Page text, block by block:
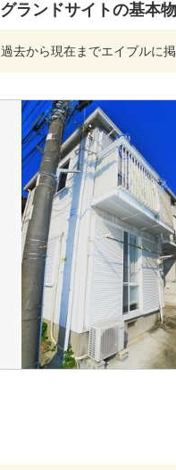
グランドサイトの基本
過去から現在までエイブルに